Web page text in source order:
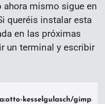
ahora mismo sigue en
queréis instalar esta
en las próximas
un terminal y escribir
kesselgulasch/gimp